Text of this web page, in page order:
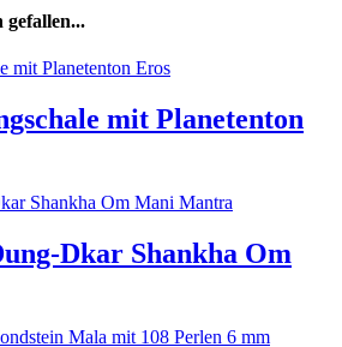
gefallen...
mit Planetenton
Dkar Shankha Om